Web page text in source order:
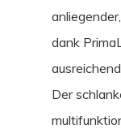
dank
Der